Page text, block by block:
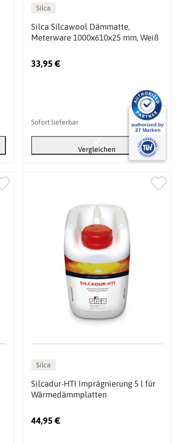
Silca
Silca Silcawool Dämmatte,
Meterware 1000x610x25 mm, Weiß
33,95 €
Sofort lieferbar
Vergleichen
Silca
Silcadur-HTI Imprägnierung 5 l für
Wärmedämmplatten
44,95 €